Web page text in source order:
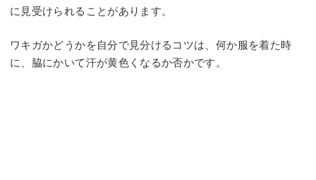
に見受けられることがあります。
ワキガかどうかを自分で見分けるコツは、何か服を着た時
に、脇にかいて汗が黄色くなるか否かです。